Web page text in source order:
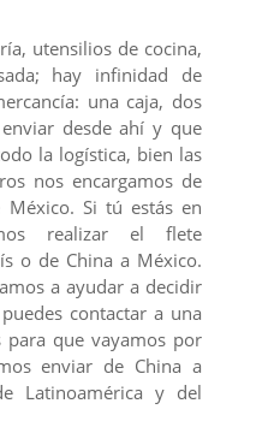
utensilios de cocina,
hay infinidad de
una caja, dos
desde ahí y que
la logística, bien las
nos encargamos de
Si tú estás en
realizar el flete
o de China a México.
a ayudar a decidir
contactar a una
que vayamos por
enviar de China a
Latinoamérica y del